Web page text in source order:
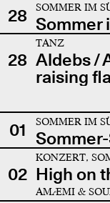
28
SOMMER IM
Sommer
28
TANZ
Aldebs /
raising
01 SOMMER IM
02
KONZERT,
High on
AMÆMI &